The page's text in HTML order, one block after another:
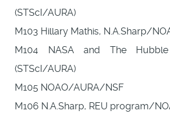
(STScI/AURA)
M103 Hillary Mathis, N.A.Sharp/
M104 NASA and The
(STScI/AURA)
M105 NOAO/AURA/NSF
M106 N.A.Sharp, REU program/